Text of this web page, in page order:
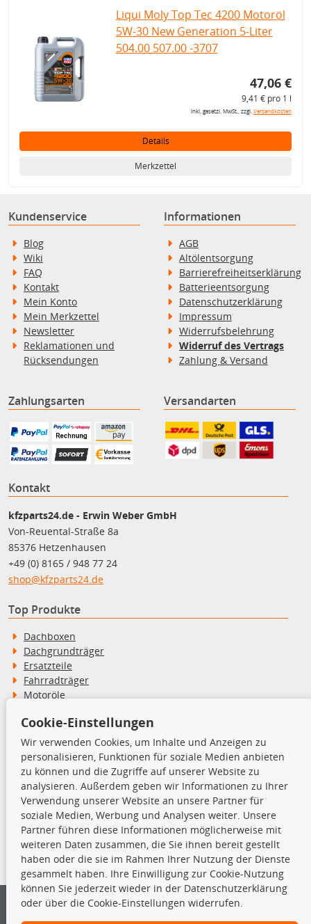
Liqui Moly Top Tec 4200 Motoröl
5W-30 New Generation 5-Liter
504.00 507.00 -3707
47,06 €
9,41 € pro 1 l
inkl. gesetzl. MwSt., zzgl.Versandkosten
Details
Merkzettel
Kundenservice
Blog
Wiki
FAQ
Kontakt
Mein Konto
Mein Merkzettel
Newsletter
Reklamationen und
Rücksendungen
Informationen
AGB
Altölentsorgung
Barrierefreiheitserklärung
Batterieentsorgung
Datenschutzerklärung
Impressum
Widerrufsbelehrung
Widerruf des Vertrags
Zahlung & Versand
Zahlungsarten Versandarten
Kontakt
kfzparts24.de - Erwin Weber GmbH
Von-Reuental-Straße 8a
85376 Hetzenhausen
+49 (0) 8165 / 948 77 24
shop@kfzparts24.de
Top Produkte
Dachboxen
Dachgrundträger
Ersatzteile
Fahrradträger
Motoröle
Schneeketten
TecDoc Inside
Die hier angezeigten Daten insbesondere die gesamte Datenbank dürfen
nicht kopiert werden.
Es ist zu unterlassen, die Daten oder die gesamte Datenbank ohne
vorherige Zustimmung von TecDoc zu vervielfältigen, zu verbreiten
und/oder diese Handlungen durch Dritte ausführen zu lassen. Ein
Cookie-Einstellungen
Wir verwenden Cookies, um Inhalte und Anzeigen zu
personalisieren, Funktionen für soziale Medien anbieten
zu können und die Zugriffe auf unserer Website zu
analysieren. Außerdem geben wir Informationen zu Ihrer
Verwendung unserer Website an unsere Partner für
soziale Medien, Werbung und Analysen weiter. Unsere
Partner führen diese Informationen möglicherweise mit
weiteren Daten zusammen, die Sie ihnen bereit gestellt
haben oder die sie im Rahmen Ihrer Nutzung der Dienste
gesammelt haben. Ihre Einwilligung zur Cookie-Nutzung
können Sie jederzeit wieder in der Datenschutzerklärung
oder über die Cookie-Einstellungen widerrufen.